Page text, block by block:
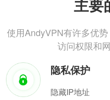
主要
使用AndyVPN有许多优势
访问权限和
隐私保护
隐藏IP地址